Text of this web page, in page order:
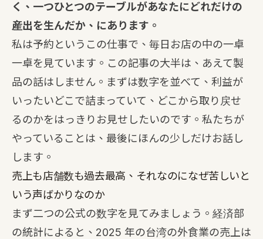
く、一つひとつのテーブルがあなたにどれだけの
産出を生んだか、にあります。
私は予約というこの仕事で、毎日お店の中の一卓
一卓を見ています。この記事の大半は、あえて製
品の話はしません。まずは数字を並べて、利益が
いったいどこで詰まっていて、どこから取り戻せ
るのかをはっきりお見せしたいのです。私たちが
やっていることは、最後にほんの少しだけお話し
します。
売上も店舗数も過去最高、それなのになぜ苦しいと
いう声ばかりなのか
まず二つの公式の数字を見てみましょう。経済部
の統計によると、2025 年の台湾の外食業の売上は